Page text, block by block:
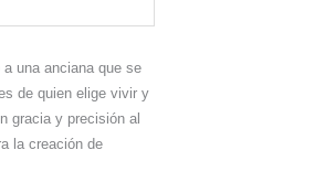
a una anciana que se
de quien elige vivir y
gracia y precisión al
la creación de